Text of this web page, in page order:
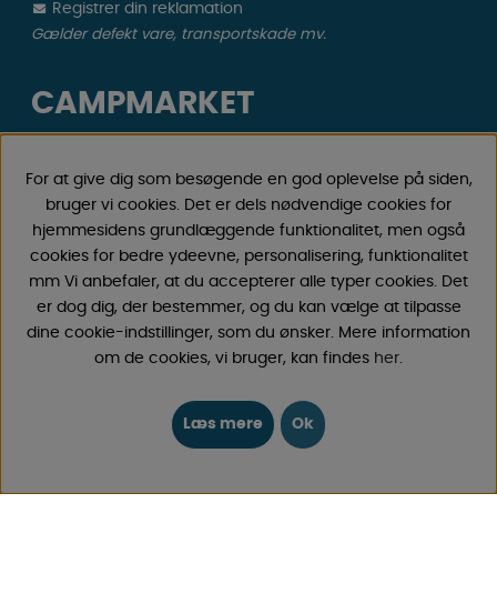
Registrer din reklamation
Gælder defekt vare, transportskade mv.
CAMPMARKET
forhandlet campingvogne & autocampere samt
reservedele og tilbehør til disse siden 1968. Vi tilbyder et
bredt udvalg af forskellige varer inden for camping &
fritid til gode priser med lave fragtomkostninger . Du vil
helt sikkert finde noget, du godt kan lide blandt vores
30.000 produkter!
Følg os på Facebook og Instagram for inspiration,
nyheder og eksklusive tilbud. Campinglivet begynder
For at give dig som besøgende en god oplevelse på siden,
bruger vi cookies. Det er dels nødvendige cookies for
hjemmesidens grundlæggende funktionalitet, men også
cookies for bedre ydeevne, personalisering, funktionalitet
mm Vi anbefaler, at du accepterer alle typer cookies. Det
er dog dig, der bestemmer, og du kan vælge at tilpasse
dine cookie-indstillinger, som du ønsker. Mere information
om de cookies, vi bruger, kan findes her.
Læs mere Ok